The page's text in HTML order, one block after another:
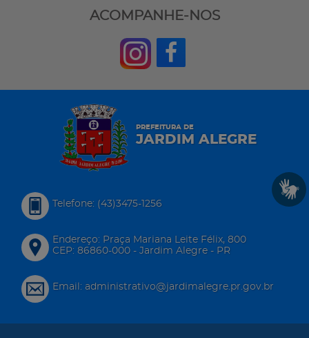
ACOMPANHE-NOS
PREFEITURA DE
JARDIM ALEGRE
Telefone: (43)3475-1256
Endereço: Praça Mariana Leite Félix, 800
CEP: 86860-000 - Jardim Alegre - PR
Email: administrativo@jardimalegre.pr.gov.br